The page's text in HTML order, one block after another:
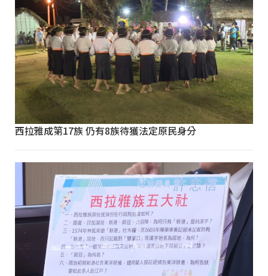
西拉雅成第17族 仍有8族待獲法定原民身分